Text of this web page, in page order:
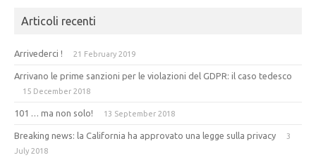
Articoli recenti
Arrivederci ! 21 February 2019
Arrivano le prime sanzioni per le violazioni del GDPR: il caso tedesco
15 December 2018
101 … ma non solo! 13 September 2018
Breaking news: la California ha approvato una legge sulla privacy
3
July 2018